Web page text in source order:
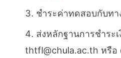
ชำระค่าทดสอบกับทา
ส่งหลักฐานการชำระ
thtfl@chula.ac.th หรือ